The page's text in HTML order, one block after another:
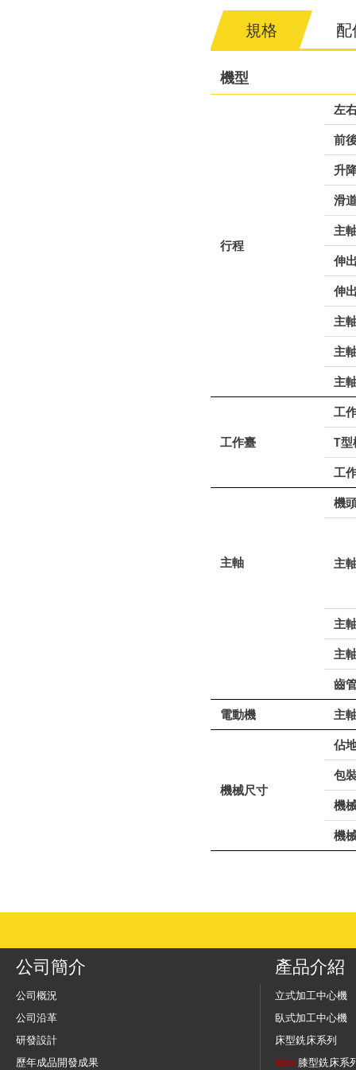
規格
機型
行程
左
前
升
滑
主
伸
伸
主
主
主
工作臺
工
T型
工
機
主軸 主
主
主
齒
電動機
主
機械尺寸
佔
包
機
機
公司簡介
公司概況
公司沿革
研發設計
歷年成品開發成果
產品介紹
立式加工中心機
臥式加工中心機
床型銑床系列
New 膝型銑床系